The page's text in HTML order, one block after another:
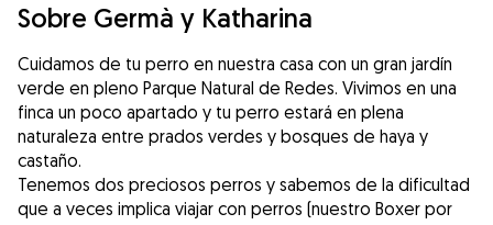
Sobre Germà y Katharina
Cuidamos de tu perro en nuestra casa con un gran jardín
verde en pleno Parque Natural de Redes. Vivimos en una
finca un poco apartado y tu perro estará en plena
naturaleza entre prados verdes y bosques de haya y
castaño.
Tenemos dos preciosos perros y sabemos de la dificultad
que a veces implica viajar con perros (nuestro Boxer por